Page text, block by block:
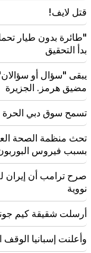
01:34
برجك المالي
01:07 مهم
خدمة الإنقاذ
00:56
قتل لايف!
00:29
تم اعتقال
23:50
تحديد الموقع. تم
وهذا عار غير
الكاثوليكوس
قتل لايف!
"طائرة بدون طيار
بدأ التحقيق
يبقى "سؤال أو
مضيق هرمز. الجزيرة
تسمح سوق دبي الحرة
تحث منظمة الصحة
بسبب فيروس البوربون
صرح ترامب أن إيران
نووية
أرسلت شقيقة كيم
وأعلنت إسبانيا